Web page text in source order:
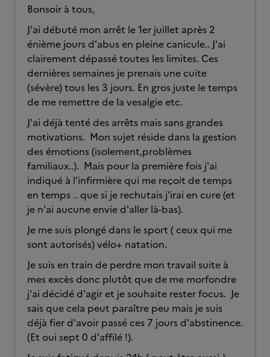
Bonsoir à tous,
J'ai débuté mon arrêt le 1er juillet après 2
énième jours d'abus en pleine canicule.. J'ai
clairement dépassé toutes les limites. Ces
dernières semaines je prenais une cuite
(sévère) tous les 3 jours. En gros juste le temps
de me remettre de la vesalgie etc.
J'ai déjà tenté des arrêts mais sans grandes
motivations. Mon sujet réside dans la gestion
des émotions (isolement,problèmes
familiaux..). Mais pour la première fois j'ai
indiqué à l'infirmière qui me reçoit de temps
en temps .. que si je rechutais j'irai en cure (et
je n'ai aucune envie d'aller là-bas).
Je me suis plongé dans le sport ( ceux qui me
sont autorisés) vélo+ natation.
Je suis en train de perdre mon travail suite à
mes excès donc plutôt que de me morfondre
j'ai décidé d'agir et je souhaite rester focus. Je
sais que cela peut paraître peu mais je suis
déjà fier d'avoir passé ces 7 jours d'abstinence.
(Et oui sept 0 d'affilé !).